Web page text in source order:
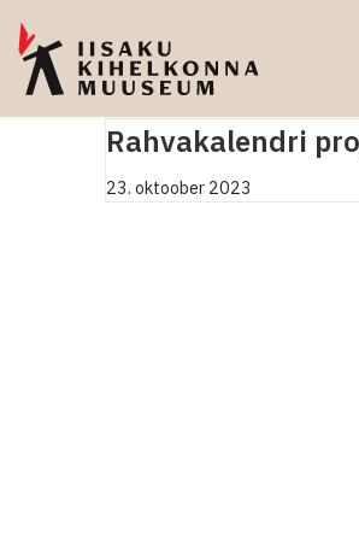
Skip
to
content
Rahvakalendri
23. oktoober 2023